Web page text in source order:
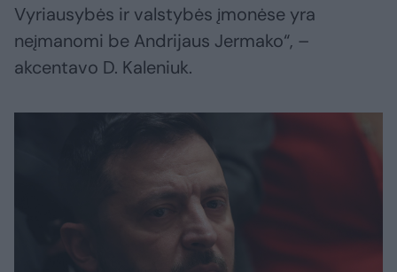
Vyriausybės ir valstybės įmonėse yra
neįmanomi be Andrijaus Jermako“, –
akcentavo D. Kaleniuk.